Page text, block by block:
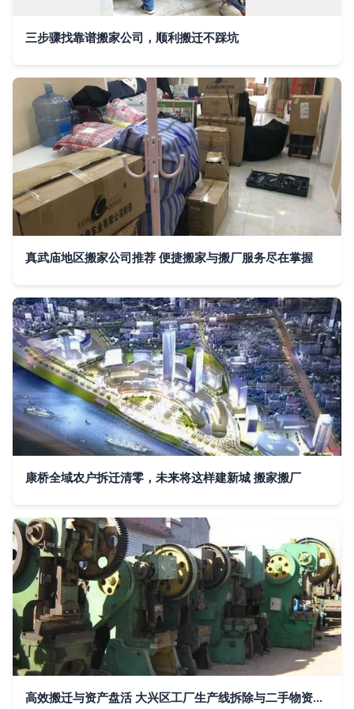
三步骤找靠谱搬家公司，顺利搬迁不踩坑
真武庙地区搬家公司推荐 便捷搬家与搬厂服务尽在掌握
康桥全域农户拆迁清零，未来将这样建新城 搬家搬厂
高效搬迁与资产盘活 大兴区工厂生产线拆除与二手物资回收指南